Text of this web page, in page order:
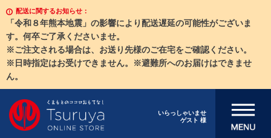
配送に関するお知らせ：
「令和８年熊本地震」の影響により配送遅延の可能性がございま
す。何卒ご了承くださいませ。
※ご注文される場合は、お送り先様のご在宅をご確認ください。
※日時指定はお受けできません。※避難所へのお届けはできませ
ん。
いらっしゃいませ
ゲスト 様
メニューを開